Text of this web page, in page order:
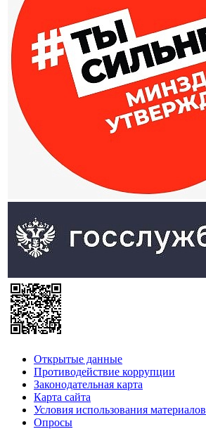
Открытые данные
Противодействие коррупции
Законодательная карта
Карта сайта
Условия использования материалов
Опросы